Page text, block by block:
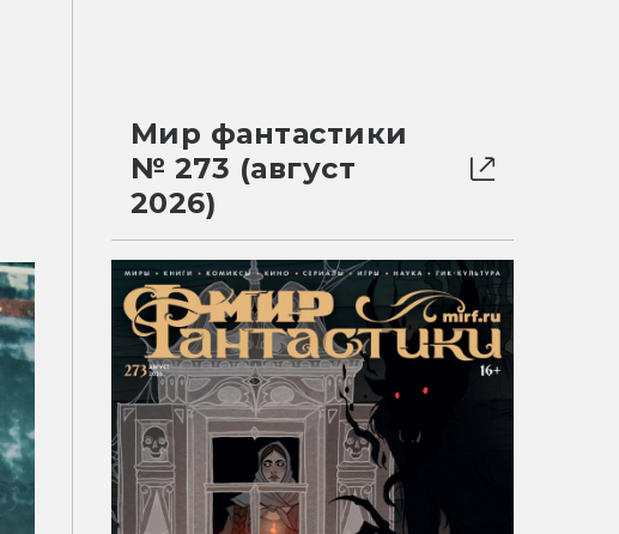
Мир фантастики
№ 273 (август
2026)